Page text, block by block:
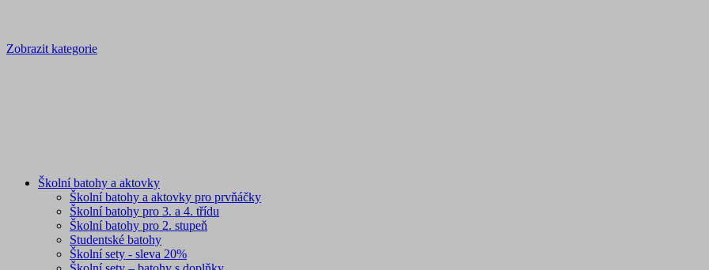
Zobrazit kategorie
Školní batohy a aktovky
Školní batohy a aktovky pro prvňáčky
Školní batohy pro 3. a 4. třídu
Školní batohy pro 2. stupeň
Studentské batohy
Školní sety - sleva 20%